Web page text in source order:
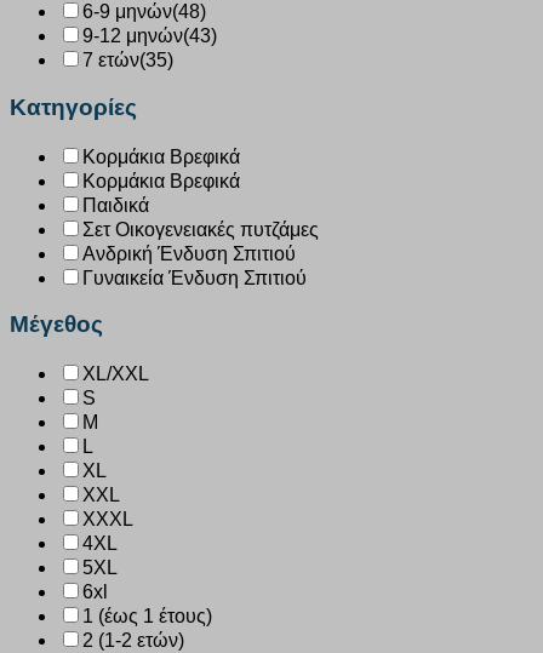
6-9 μηνών(48)
9-12 μηνών(43)
7 ετών(35)
Κατηγορίες
Κορμάκια Βρεφικά
Κορμάκια Βρεφικά
Παιδικά
Σετ Οικογενειακές πυτζάμες
Ανδρική Ένδυση Σπιτιού
Γυναικεία Ένδυση Σπιτιού
Μέγεθος
XL/XXL
S
M
L
XL
XXL
XXXL
4XL
5XL
6xl
1 (έως 1 έτους)
2 (1-2 ετών)